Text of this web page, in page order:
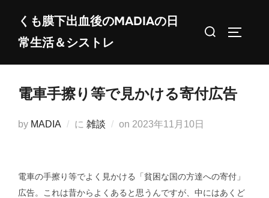
くも膜下出血後のMADIAの日
常生活＆シストレ
検
電車手擦り等で見かける寄付広告
by MADIA に 雑談 on 投
2023年11月10日
電車の手擦り等でよく見かける「貧困な国の方達への寄付」
広告。これは昔からよくあると思うんですが、中にはあくど